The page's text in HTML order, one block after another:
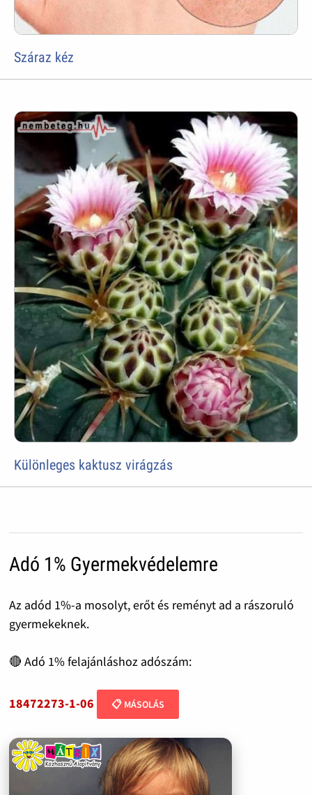
Száraz kéz
Különleges kaktusz virágzás
Adó 1% Gyermekvédelemre
Az adód 1%-a mosolyt, erőt és reményt ad a rászoruló
gyermekeknek.
🔴 Adó 1% felajánláshoz adószám:
18472273-1-06 📋 MÁSOLÁS